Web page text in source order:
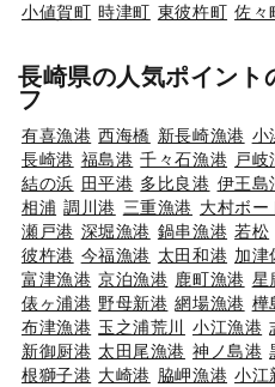
小値賀町 時津町 東彼杵町 佐々
長崎県の人気ポイント
フ
有喜漁港 西海橋 新長崎漁港 小
長崎港 福島港 千々石漁港 戸岐
結の浜 田平港 多比良港 伊王島
相浦 調川港 三重漁港 大村ボー
瀬戸港 深堀漁港 鍋串漁港 若松
彼杵港 今福漁港 太田和港 加津
富津漁港 京泊漁港 鹿町漁港 星
俵ヶ浦港 野母新港 網場漁港 樺
布津漁港 玉之浦荒川 小江漁港
新御厨港 太田尾漁港 神ノ島港
根獅子港 大崎港 脇岬漁港 小江